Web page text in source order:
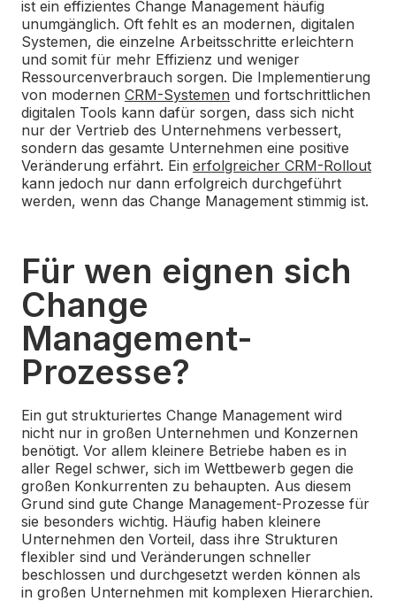
ist ein effizientes Change Management häufig
unumgänglich. Oft fehlt es an modernen, digitalen
Systemen, die einzelne Arbeitsschritte erleichtern
und somit für mehr Effizienz und weniger
Ressourcenverbrauch sorgen. Die Implementierung
von modernen CRM-Systemen und fortschrittlichen
digitalen Tools kann dafür sorgen, dass sich nicht
nur der Vertrieb des Unternehmens verbessert,
sondern das gesamte Unternehmen eine positive
Veränderung erfährt. Ein erfolgreicher CRM-Rollout
kann jedoch nur dann erfolgreich durchgeführt
werden, wenn das Change Management stimmig ist.
Für wen eignen sich
Change
Management-
Prozesse?
Ein gut strukturiertes Change Management wird
nicht nur in großen Unternehmen und Konzernen
benötigt. Vor allem kleinere Betriebe haben es in
aller Regel schwer, sich im Wettbewerb gegen die
großen Konkurrenten zu behaupten. Aus diesem
Grund sind gute Change Management-Prozesse für
sie besonders wichtig. Häufig haben kleinere
Unternehmen den Vorteil, dass ihre Strukturen
flexibler sind und Veränderungen schneller
beschlossen und durchgesetzt werden können als
in großen Unternehmen mit komplexen Hierarchien.